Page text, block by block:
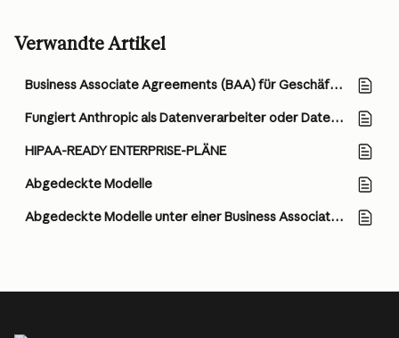
Verwandte Artikel
Business Associate Agreements (BAA) für Geschäftskunden
Fungiert Anthropic als Datenverarbeiter oder Datenverantwortlicher?
HIPAA-READY ENTERPRISE-PLÄNE
Abgedeckte Modelle
Abgedeckte Modelle unter einer Business Associate Agreement (BAA)